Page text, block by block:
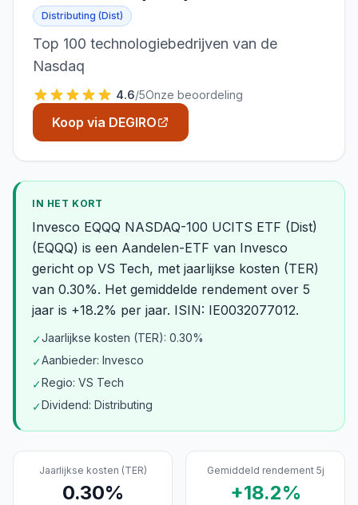
Distributing (Dist)
Top 100 technologiebedrijven van de
Nasdaq
4.6/5Onze beoordeling
Koop via DEGIRO
IN HET KORT
Invesco EQQQ NASDAQ-100 UCITS ETF (Dist)
(EQQQ) is een Aandelen-ETF van Invesco
gericht op VS Tech, met jaarlijkse kosten (TER)
van 0.30%. Het gemiddelde rendement over 5
jaar is +18.2% per jaar. ISIN: IE0032077012.
✓Jaarlijkse kosten (TER): 0.30%
✓Aanbieder: Invesco
✓Regio: VS Tech
✓Dividend: Distributing
Jaarlijkse kosten (TER)
0.30%
Gemiddeld rendement 5j
+18.2%